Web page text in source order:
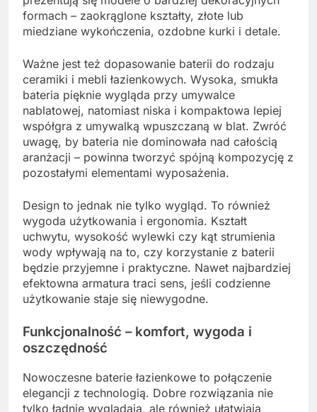
formach – zaokrąglone kształty, złote lub
miedziane wykończenia, ozdobne kurki i detale.
Ważne jest też dopasowanie baterii do rodzaju
ceramiki i mebli łazienkowych. Wysoka, smukła
bateria pięknie wygląda przy umywalce
nablatowej, natomiast niska i kompaktowa lepiej
współgra z umywalką wpuszczaną w blat. Zwróć
uwagę, by bateria nie dominowała nad całością
aranżacji – powinna tworzyć spójną kompozycję z
pozostałymi elementami wyposażenia.
Design to jednak nie tylko wygląd. To również
wygoda użytkowania i ergonomia. Kształt
uchwytu, wysokość wylewki czy kąt strumienia
wody wpływają na to, czy korzystanie z baterii
będzie przyjemne i praktyczne. Nawet najbardziej
efektowna armatura traci sens, jeśli codzienne
użytkowanie staje się niewygodne.
Funkcjonalność – komfort, wygoda i
oszczędność
Nowoczesne baterie łazienkowe to połączenie
elegancji z technologią. Dobre rozwiązania nie
tylko ładnie wyglądają, ale również ułatwiają